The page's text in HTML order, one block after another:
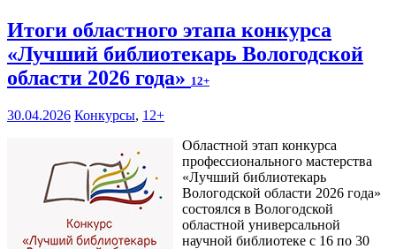
Итоги областного этапа конкурса
«Лучший библиотекарь Вологодской
области 2026 года» 12+
30.04.2026 Конкурсы, 12+
Областной этап конкурса
профессионального мастерства
«Лучший библиотекарь
Вологодской области 2026 года»
состоялся в Вологодской
областной универсальной
научной библиотеке с 16 по 30